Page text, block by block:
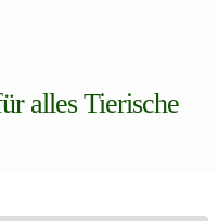
alles Tierische